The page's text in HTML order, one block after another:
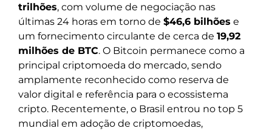
trilhões, com volume de negociação nas
últimas 24 horas em torno de $46,6 bilhões e
um fornecimento circulante de cerca de 19,92
milhões de BTC. O Bitcoin permanece como a
principal criptomoeda do mercado, sendo
amplamente reconhecido como reserva de
valor digital e referência para o ecossistema
cripto. Recentemente, o Brasil entrou no top 5
mundial em adoção de criptomoedas,